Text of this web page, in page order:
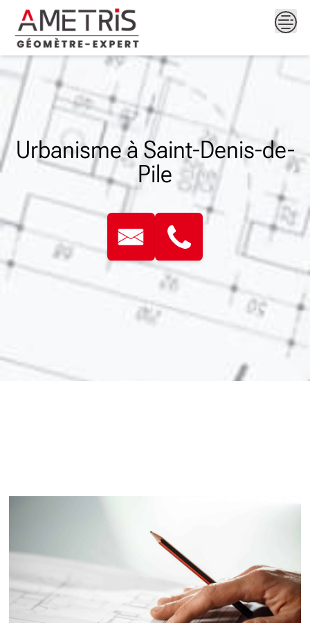
content
Urbanisme à Saint-Denis-de-
Pile